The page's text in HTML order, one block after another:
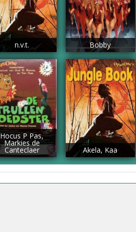
n.v.t. Bobby
Hocus P Pas,
Markies de
Canteclaer Akela, Kaa